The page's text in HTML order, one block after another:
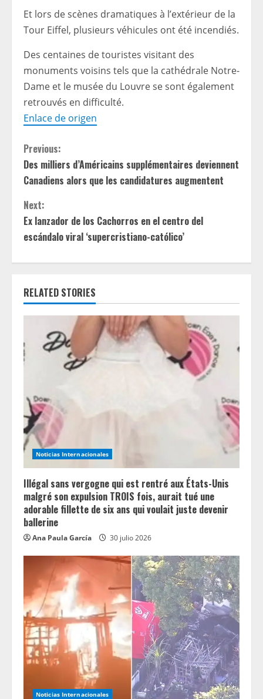
Et lors de scènes dramatiques à l’extérieur de la
Tour Eiffel, plusieurs véhicules ont été incendiés.
Des centaines de touristes visitant des
monuments voisins tels que la cathédrale Notre-
Dame et le musée du Louvre se sont également
retrouvés en difficulté.
Enlace de origen
C
o
n
t
u
R
a
d
i
n
g
Previous:
Des milliers d’Américains supplémentaires deviennent
Canadiens alors que les candidatures augmentent
Next:
Ex lanzador de los Cachorros en el centro del
escándalo viral ‘supercristiano-católico’
RELATED STORIES
Noticias Internacionales
Illégal sans vergogne qui est rentré aux États-Unis
malgré son expulsion TROIS fois, aurait tué une
adorable fillette de six ans qui voulait juste devenir
ballerine
Ana Paula García 30 julio 2026
Noticias Internacionales